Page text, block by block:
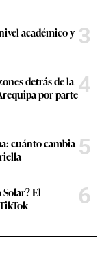
académico y 3
detrás de la
por parte4
cuánto cambia 5
El
6